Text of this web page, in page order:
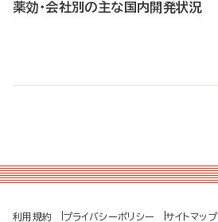
薬効・会社別の主な国内開発状況
利用規約 プライバシーポリシー サイトマップ